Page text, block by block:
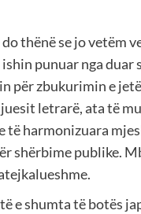
do thënë se jo vetëm
punuar nga
për zbukurimin e
letrarë, ata të
të harmonizuara
shërbime publike.
e shumta të botës